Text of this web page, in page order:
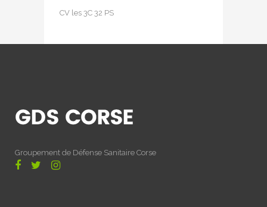
CV les 3C 32 PS
Groupement de Défense Sanitaire Corse